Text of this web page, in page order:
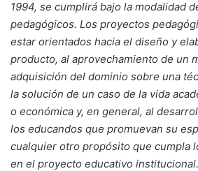
1994, se cumplirá bajo la modalidad
pedagógicos. Los proyectos
estar orientados hacia el diseño y
producto, al aprovechamiento de un
adquisición del dominio sobre una
la solución de un caso de la vida
o económica y, en general, al
los educandos que promuevan su
cualquier otro propósito que cumpla
en el proyecto educativo